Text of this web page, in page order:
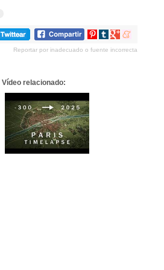
Compartir
Pinterest
Compartir
tumblr
Compartir
Google+
Compartir
meneame
Reportar por inadecuado o fuente incorrecta
Vídeo relacionado: